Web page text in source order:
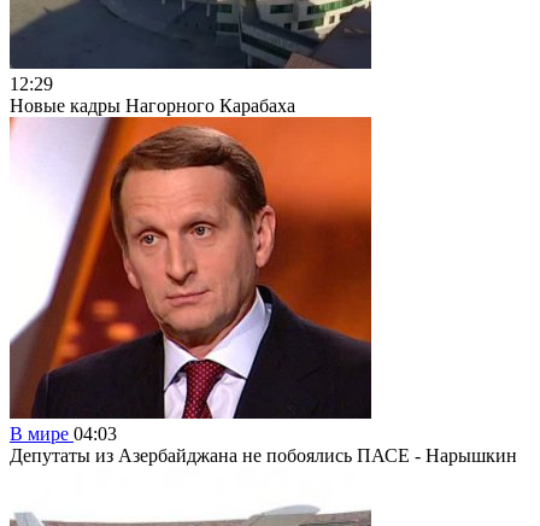
12:29
Новые кадры Нагорного Карабаха
В мире 04:03
Депутаты из Азербайджана не побоялись ПАСЕ - Нарышкин